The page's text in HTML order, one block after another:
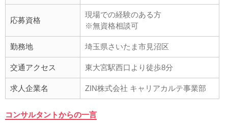
応募資格
現場での経験のある方
※無資格相談可
勤務地 埼玉県さいたま市見沼区
交通アクセス 東大宮駅西口より徒歩8分
求人企業名 ZIN株式会社 キャリアカルテ事業部
コンサルタントからの一言